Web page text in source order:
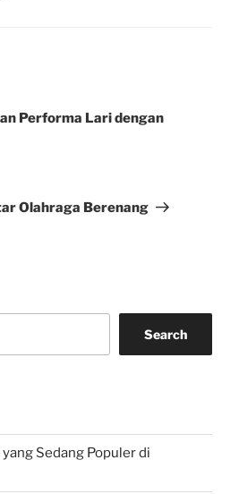
Performa Lari dengan
Olahraga Berenang
Search
Sedang Populer di